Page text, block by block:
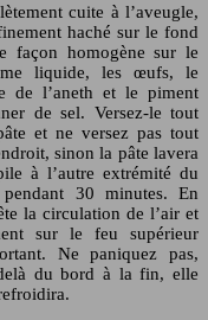
cuite à l’aveugle,
haché sur le fond
façon homogène sur le
liquide, les œufs, le
de l’aneth et le piment
de sel. Versez-le tout
et ne versez pas tout
sinon la pâte lavera
à l’autre extrémité du
30 minutes. En
la circulation de l’air et
sur le feu supérieur
Ne paniquez pas,
du bord à la fin, elle